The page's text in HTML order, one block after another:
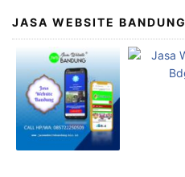
JASA WEBSITE BANDUNG